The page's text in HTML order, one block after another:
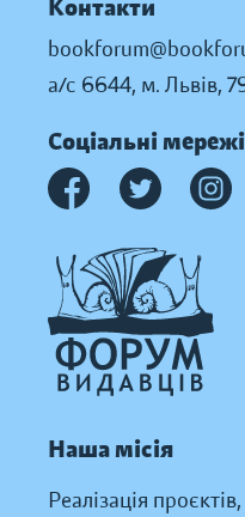
Контакти
а/с 6644, м. Львів,
Соціальні мережі
Наша місія
Реалізація